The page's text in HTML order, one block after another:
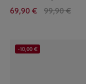
69,90 € 99,90 €
-10,00 €